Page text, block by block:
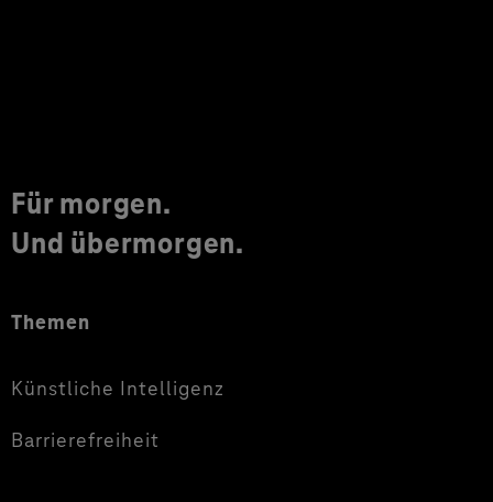
Für morgen.
Und übermorgen.
Themen
Künstliche Intelligenz
Barrierefreiheit